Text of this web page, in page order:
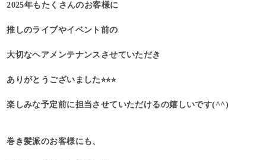
2025年もたくさんのお客様に
推しのライブやイベント前の
大切なヘアメンテナンスさせていただき
ありがとうございました⭐︎⭐︎⭐︎
楽しみな予定前に担当させていただけるの嬉しいです(^^)
巻き髪派のお客様にも、